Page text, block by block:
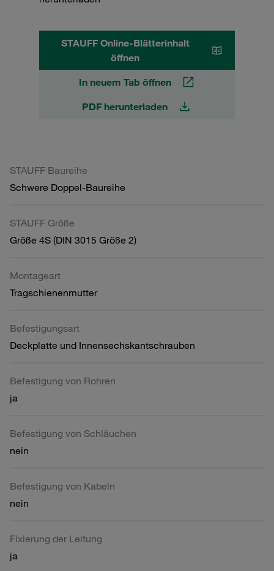
STAUFF Online-Blätterinhalt
öffnen
In neuem Tab öffnen
PDF herunterladen
STAUFF Baureihe
Schwere Doppel-Baureihe
STAUFF Größe
Größe 4S (DIN 3015 Größe 2)
Montageart
Tragschienenmutter
Befestigungsart
Deckplatte und Innensechskantschrauben
Befestigung von Rohren
ja
Befestigung von Schläuchen
nein
Befestigung von Kabeln
nein
Fixierung der Leitung
ja